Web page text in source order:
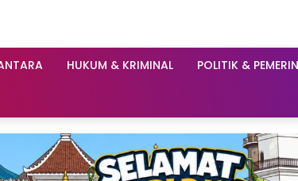
HUKUM & KRIMINAL POLITIK &